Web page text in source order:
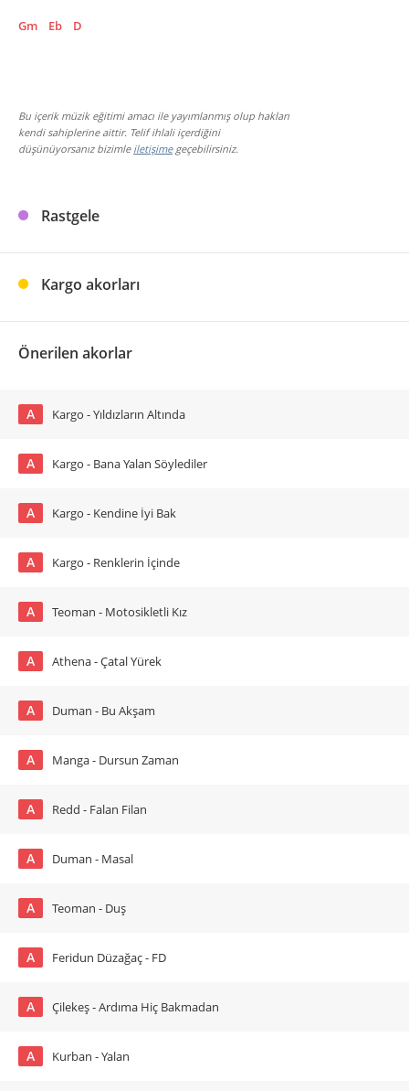
Gm Eb D
Bu içerik müzik eğitimi amacı ile yayımlanmış olup hakları
kendi sahiplerine aittir. Telif ihlali içerdiğini
düşünüyorsanız bizimle iletişimegeçebilirsiniz.
Rastgele
Kargo akorları
Önerilen akorlar
A Kargo - Yıldızların Altında
A Kargo - Bana Yalan Söylediler
A Kargo - Kendine İyi Bak
A Kargo - Renklerin İçinde
A Teoman - Motosikletli Kız
A Athena - Çatal Yürek
A Duman - Bu Akşam
A Manga - Dursun Zaman
A Redd - Falan Filan
A Duman - Masal
A Teoman - Duş
A Feridun Düzağaç - FD
A Çilekeş - Ardıma Hiç Bakmadan
A Kurban - Yalan